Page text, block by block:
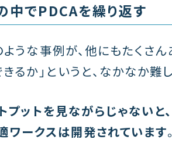
中でPDCAを繰り返す
うな事例が、他にもたくさ
るか」というと、なかなか難
プットを見ながらじゃない
ワークスは開発されています